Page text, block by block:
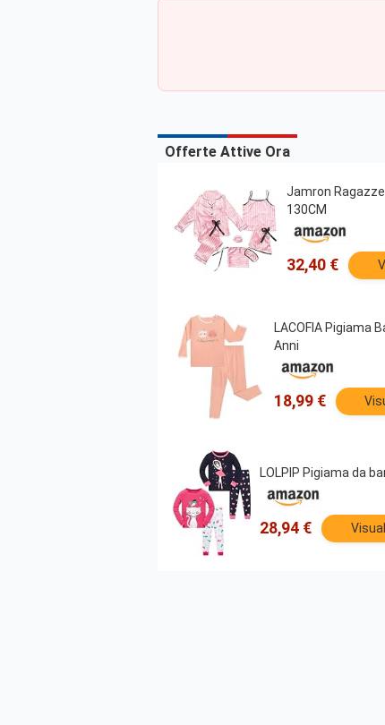
Offerte Attive Ora
Jamron
130CM
32,40 €
LACOFIA Pigiama
Anni
18,99 €
LOLPIP Pigiama da
28,94 €